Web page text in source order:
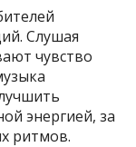
Слушая
чувство
энергией, за
ритмов.